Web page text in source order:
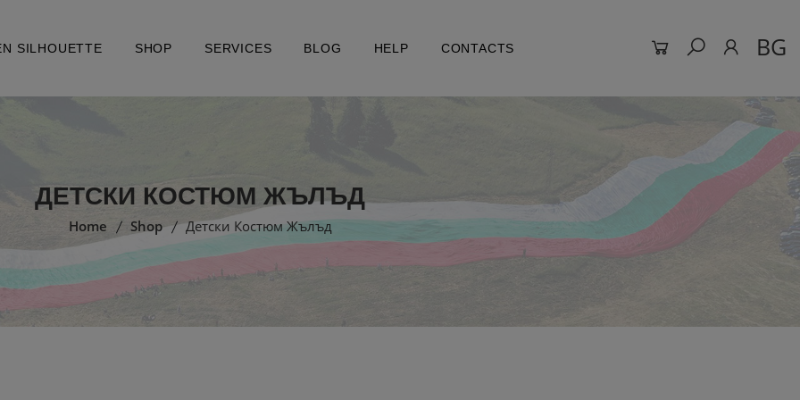
SILHOUETTE SHOP SERVICES BLOG HELP CONTACTS BG
ДЕТСКИ КОСТЮМ ЖЪЛЪД
Home Shop Детски Костюм Жълъд